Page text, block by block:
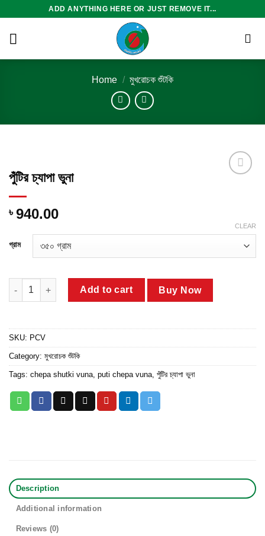
content
ADD ANYTHING HERE OR JUST REMOVE IT...
Home / মুখরোচক শুঁটকি
পুঁটির চ্যাপা ভুনা
৳ 940.00
গ্রাম
CLEAR
পুঁটির চ্যাপা ভুনা quantity
Add to cart Buy Now
SKU: PCV
Category: মুখরোচক শুঁটকি
Tags: chepa shutki vuna puti chepa vuna পুঁটির চ্যাপা ভুনা
Description
Additional information
Reviews (0)